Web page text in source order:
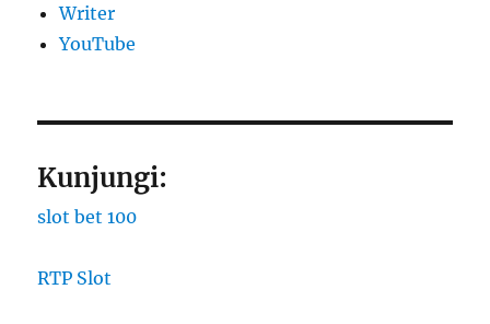
Writer
YouTube
Kunjungi:
slot bet 100
RTP Slot